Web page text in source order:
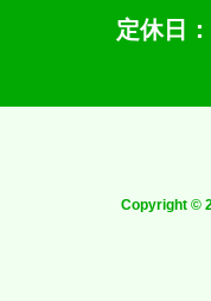
定休日
Copyright ©